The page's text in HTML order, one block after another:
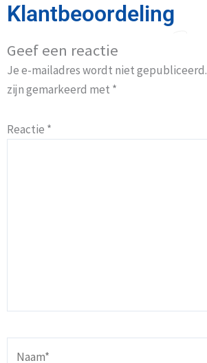
Klantbeoordeling
Geef een reactie
Je e-mailadres wordt niet gepubliceerd.
zijn gemarkeerd met *
Reactie *